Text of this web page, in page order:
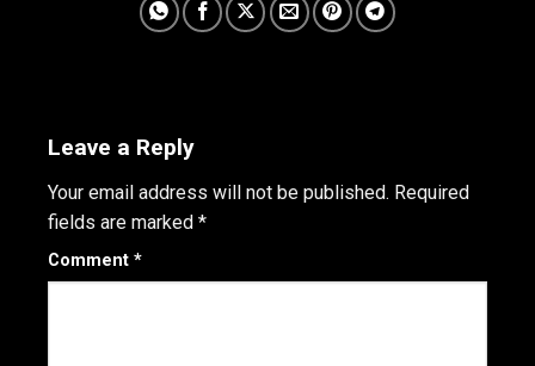
Leave a Reply
Your email address will not be published. Required
fields are marked *
Comment *